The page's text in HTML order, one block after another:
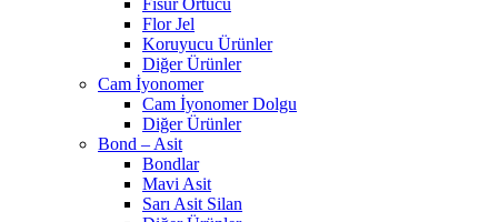
Fisür Örtücü
Flor Jel
Koruyucu Ürünler
Diğer Ürünler
Cam İyonomer
Cam İyonomer Dolgu
Diğer Ürünler
Bond – Asit
Bondlar
Mavi Asit
Sarı Asit Silan